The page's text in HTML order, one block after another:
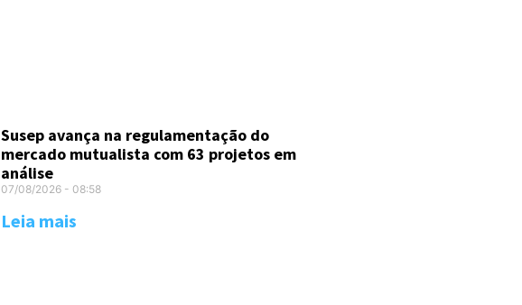
Susep avança na regulamentação do
mercado mutualista com 63 projetos em
análise
07/08/2026 08:58
Leia mais